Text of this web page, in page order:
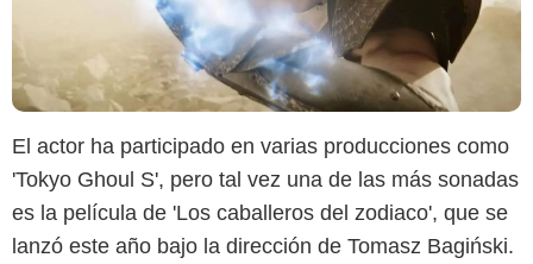
El actor ha participado en varias producciones como
'Tokyo Ghoul S', pero tal vez una de las más sonadas
es la película de 'Los caballeros del zodiaco', que se
lanzó este año bajo la dirección de Tomasz Bagiński.